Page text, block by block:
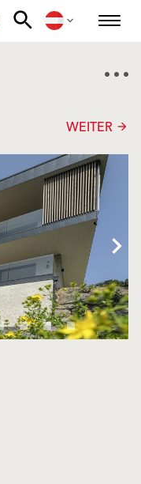
WEITER arrow_forward